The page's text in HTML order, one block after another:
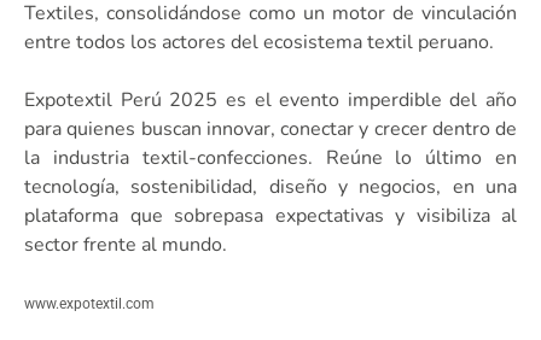
Textiles, consolidándose como un motor de vinculación
entre todos los actores del ecosistema textil peruano.
Expotextil Perú 2025 es el evento imperdible del año
para quienes buscan innovar, conectar y crecer dentro de
la industria textil-confecciones. Reúne lo último en
tecnología, sostenibilidad, diseño y negocios, en una
plataforma que sobrepasa expectativas y visibiliza al
sector frente al mundo.
www.expotextil.com